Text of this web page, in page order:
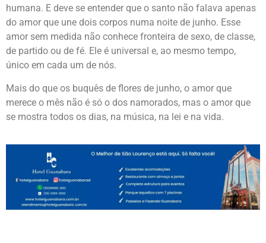
humana. E deve se entender que o santo não falava apenas
do amor que une dois corpos numa noite de junho. Esse
amor sem medida não conhece fronteira de sexo, de classe,
de partido ou de fé. Ele é universal e, ao mesmo tempo,
único em cada um de nós.
Mais do que os buquês de flores de junho, o amor que
merece o mês não é só o dos namorados, mas o amor que
se mostra todos os dias, na música, na lei e na vida.